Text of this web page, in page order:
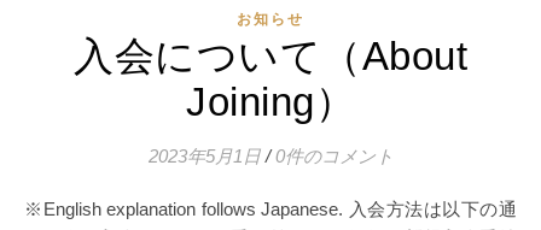
お知らせ
入会について（About
Joining）
2023年5月1日 / 0件のコメント
※English explanation follows Japanese. 入会方法は以下の通